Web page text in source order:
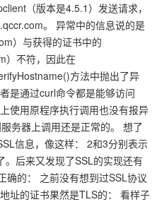
（版本是4.5.1）发送请求，
。 异常中的信息说的是
）与获得的证书中的
）不符，因此在
方法中抛出了异
是通过curl命令都是能够访问
使用原程序执行调用也没有报异
务器上调用还是正常的。 想了
信息，像这样： 2和3分别表示
。后来又发现了SSL的实现还有
确的： 之前没有想到过SSL协议
址的证书果然是TLS的： 看样子